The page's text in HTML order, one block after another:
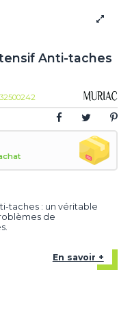
Anti-taches
taches : un véritable
de
En savoir +